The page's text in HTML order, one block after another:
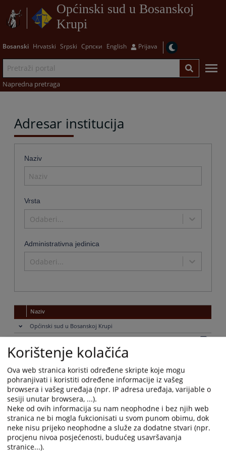
Općinski sud u Bosanskoj
Krupi
Bosanski Hrvatski Srpski Српски English Prijava
Napredna pretraga
Adresar institucija
Naziv
Vrsta
Odaberi...
Administrativna jedinica
Odaberi...
Naziv
Općinski sud u Bosanskoj Krupi
Adresa:
Ulica Reis Džemaludina Čauševića br.2, 77240 Bosanska Krupa
Adresa elektronske pošte:
opsud-bosanskakrupa@pravosudje.ba
Web stranica:
https://opsud-bosanskakrupa.pravosudje.ba
Radno vrijeme:
07:30-16:00
Predsjednik:
Ezić Munevera
Druga kontakt osoba:
Pačariz Mirveta
Ostale informacije:
08:30-14:00
Obavijesti o stanju predmeta:
Korištenje kolačića
Ova web stranica koristi određene skripte koje mogu
pohranjivati i koristiti određene informacije iz vašeg
browsera i vašeg uređaja (npr. IP adresa uređaja, varijable o
sesiji unutar browsera, ...).
Neke od ovih informacija su nam neophodne i bez njih web
stranica ne bi mogla fukcionisati u svom punom obimu, dok
neke nisu prijeko neophodne a služe za dodatne stvari (npr.
procjenu nivoa posjećenosti, budućeg usavršavanja
stranice...).